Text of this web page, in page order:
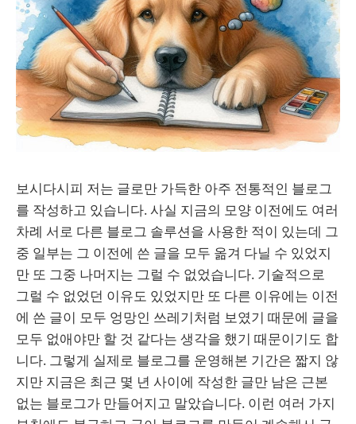
보시다시피 저는 글로만 가득한 아주 전통적인 블로그
를 작성하고 있습니다. 사실 지금의 모양 이전에도 여러
차례 서로 다른 블로그 솔루션을 사용한 적이 있는데 그
중 일부는 그 이전에 쓴 글을 모두 옮겨 다닐 수 있었지
만 또 그중 나머지는 그럴 수 없었습니다. 기술적으로
그럴 수 없었던 이유도 있었지만 또 다른 이유에는 이전
에 쓴 글이 모두 엉망인 쓰레기처럼 보였기 때문에 글을
모두 없애야만 할 것 같다는 생각을 했기 때문이기도 합
니다. 그렇게 실제로 블로그를 운영해본 기간은 짧지 않
지만 지금은 최근 몇 년 사이에 작성한 글만 남은 근본
없는 블로그가 만들어지고 말았습니다. 이런 여러 가지